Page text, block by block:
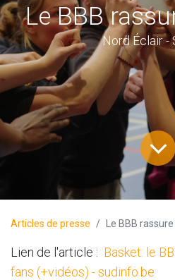
Le BBB
Nord Éclair -
Articles de presse Le BBB
L ien de l'article : Basket: le
fans (+vidéos) - sudinfo.be
l'un